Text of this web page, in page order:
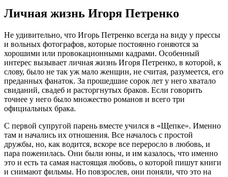
Личная жизнь Игоря Петренко
Не удивительно, что Игорь Петренко всегда на виду у прессы
и вольных фотографов, которые постоянно гоняются за
хорошими или провокационными кадрами. Особенный
интерес вызывает личная жизнь Игоря Петренко, в которой, к
слову, было не так уж мало женщин, не считая, разумеется, его
преданных фанаток. За прошедшие сорок лет у него хватало
свиданий, свадеб и расторгнутых браков. Если говорить
точнее у него было множество романов и всего три
официальных брака.
С первой супругой парень вместе учился в «Щепке». Именно
там и начались их отношения. Все началось с простой
дружбы, но, как водится, вскоре все переросло в любовь, и
пара поженилась. Они были юны, и им казалось, что именно
это и есть та самая настоящая любовь, о которой пишут книги
и снимают фильмы. Но повзрослев, они поняли, что это на